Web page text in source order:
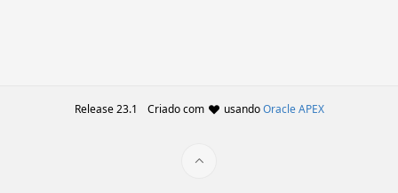
Release 23.1 Criado com usandoOracle APEX